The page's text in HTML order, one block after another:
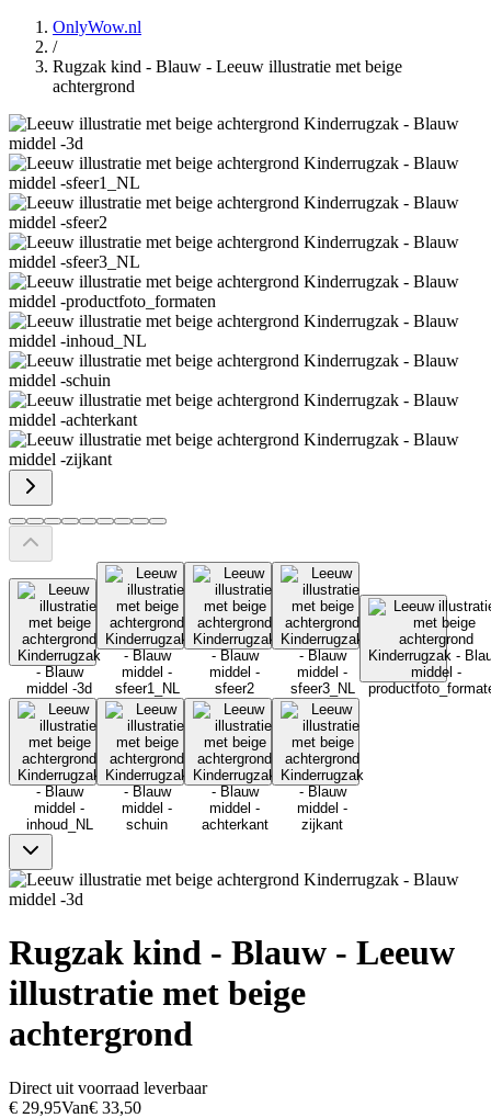
OnlyWow.nl
/
Rugzak kind - Blauw - Leeuw illustratie met beige
achtergrond
Rugzak kind - Blauw - Leeuw
illustratie met beige
achtergrond
Direct uit voorraad leverbaar
€ 29,95Van€ 33,50